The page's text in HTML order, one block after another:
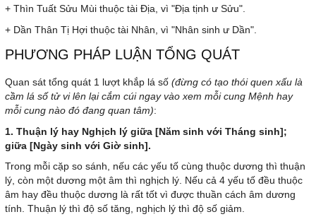
+ Thìn Tuất Sửu Mùi thuộc tài Địa, vì "Địa tịnh ư Sửu".
+ Dần Thân Tị Hợi thuộc tài Nhân, vì "Nhân sinh ư Dần".
PHƯƠNG PHÁP LUẬN TỔNG QUÁT
Quan sát tổng quát 1 lượt khắp lá số (đừng có tạo thói quen xấu là
cầm lá số tử vi lên lại cắm cúi ngay vào xem mỗi cung Mệnh hay
mỗi cung nào đó đang quan tâm):
1. Thuận lý hay Nghịch lý giữa [Năm sinh với Tháng sinh];
giữa [Ngày sinh với Giờ sinh].
Trong mỗi cặp so sánh, nếu các yếu tố cùng thuộc dương thì thuận
lý, còn một dương một âm thì nghịch lý. Nếu cả 4 yếu tố đều thuộc
âm hay đều thuộc dương là rất tốt vì được thuần cách âm dương
tính. Thuận lý thì độ số tăng, nghịch lý thì độ số giảm.